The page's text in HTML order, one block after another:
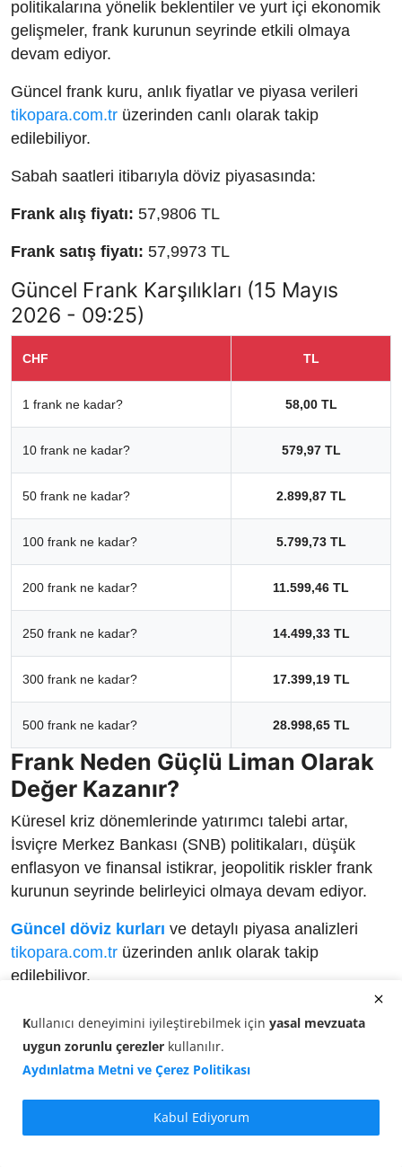
politikalarına yönelik beklentiler ve yurt içi ekonomik
gelişmeler, frank kurunun seyrinde etkili olmaya
devam ediyor.
Güncel frank kuru, anlık fiyatlar ve piyasa verileri
tikopara.com.tr üzerinden canlı olarak takip
edilebiliyor.
Sabah saatleri itibarıyla döviz piyasasında:
Frank alış fiyatı: 57,9806 TL
Frank satış fiyatı: 57,9973 TL
Güncel Frank Karşılıkları (15 Mayıs
2026 - 09:25)
CHF TL
1 frank ne kadar? 58,00 TL
10 frank ne kadar? 579,97 TL
50 frank ne kadar? 2.899,87 TL
100 frank ne kadar? 5.799,73 TL
200 frank ne kadar? 11.599,46 TL
250 frank ne kadar? 14.499,33 TL
300 frank ne kadar? 17.399,19 TL
500 frank ne kadar? 28.998,65 TL
Frank Neden Güçlü Liman Olarak
Değer Kazanır?
Küresel kriz dönemlerinde yatırımcı talebi artar,
İsviçre Merkez Bankası (SNB) politikaları, düşük
enflasyon ve finansal istikrar, jeopolitik riskler frank
kurunun seyrinde belirleyici olmaya devam ediyor.
Güncel döviz kurları ve detaylı piyasa analizleri
tikopara.com.tr üzerinden anlık olarak takip
edilebiliyor.
Kullanıcı deneyimini iyileştirebilmek için yasal mevzuata
uygun zorunlu çerezler kullanılır.
Aydınlatma Metni ve Çerez Politikası
Kabul Ediyorum